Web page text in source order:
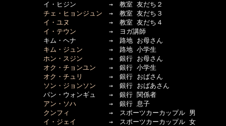
イ・ヒジン　　　　　→　教室 友だち２
チェ・ヒョンジュン →　教室 友だち３
イ・ユヌ
→　教室 友だち４
イ・テウン →　ヨガ講師
キム・ヘナ　　　　　→　路地 お母さん
キム・ジュン →　路地 小学生
ホン・スジン →　銀行 お母さん
オク・チョンユン →　銀行 小学生
オク・チュリ
→　銀行 おばさん
ソン・ジョンソン →　銀行 おばあさん
パン・ウォンギュ　　→　銀行 関係者
アン・ソハ →　銀行 息子
クンフィ
→　スポーツカーカップル 男
イ・ジェイ
→　スポーツカーカップル 女